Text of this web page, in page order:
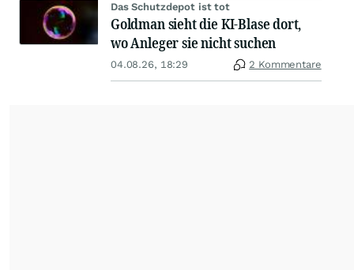
Das Schutzdepot ist tot
Goldman sieht die KI-Blase dort,
wo Anleger sie nicht suchen
04.08.26, 18:29 2 Kommentare